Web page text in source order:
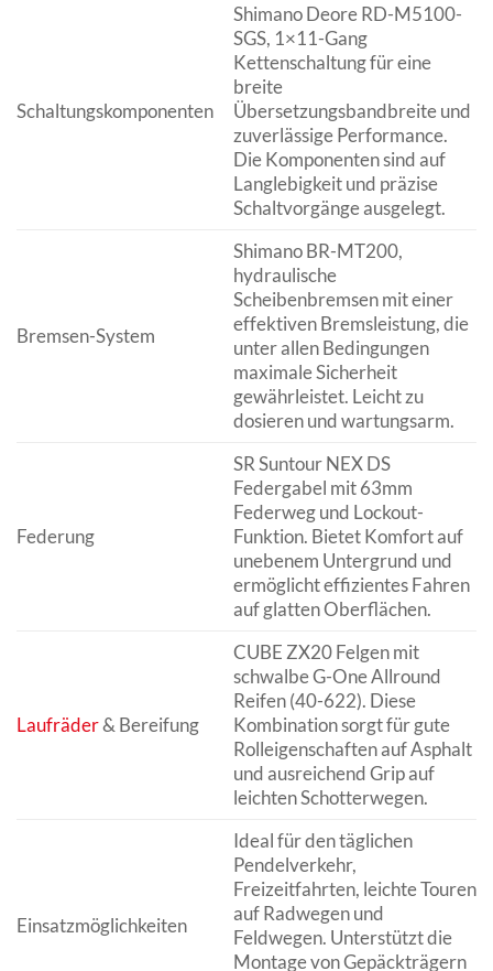
Schaltungskomponenten
Shimano Deore RD-M5100-
SGS, 1×11-Gang
Kettenschaltung für eine
breite
Übersetzungsbandbreite und
zuverlässige Performance.
Die Komponenten sind auf
Langlebigkeit und präzise
Schaltvorgänge ausgelegt.
Bremsen-System
Shimano BR-MT200,
hydraulische
Scheibenbremsen mit einer
effektiven Bremsleistung, die
unter allen Bedingungen
maximale Sicherheit
gewährleistet. Leicht zu
dosieren und wartungsarm.
Federung
SR Suntour NEX DS
Federgabel mit 63mm
Federweg und Lockout-
Funktion. Bietet Komfort auf
unebenem Untergrund und
ermöglicht effizientes Fahren
auf glatten Oberflächen.
Laufräder& Bereifung
CUBE ZX20 Felgen mit
schwalbe G-One Allround
Reifen (40-622). Diese
Kombination sorgt für gute
Rolleigenschaften auf Asphalt
und ausreichend Grip auf
leichten Schotterwegen.
Einsatzmöglichkeiten
Ideal für den täglichen
Pendelverkehr,
Freizeitfahrten, leichte Touren
auf Radwegen und
Feldwegen. Unterstützt die
Montage von Gepäckträgern